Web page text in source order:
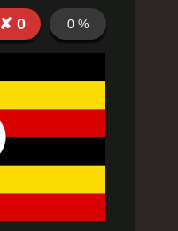
✘ 0 0 %